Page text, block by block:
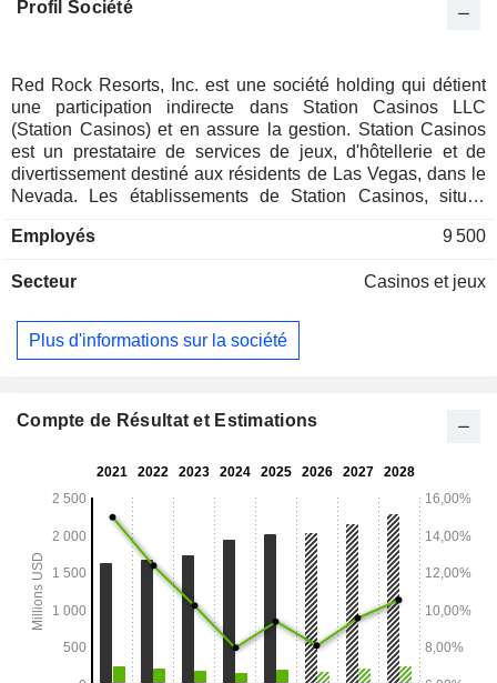
Profil Société
Red Rock Resorts, Inc. est une société holding qui détient
une participation indirecte dans Station Casinos LLC
(Station Casinos) et en assure la gestion. Station Casinos
est un prestataire de services de jeux, d'hôtellerie et de
divertissement destiné aux résidents de Las Vegas, dans le
Nevada. Les établissements de Station Casinos, situés
destinations de divertissement régionales et comprennent
nombreux restaurants, des lieux de divertissement, des
congrès/banquets, ainsi que des offres de jeux de casino
traditionnelles telles que le vidéo poker, les machines à
Casino Resort Spa, le Green Valley Ranch Resort Spa
Hotel & Casino, le Santa Fe Station Hotel & Casino, le
Wildfire Valley View, le Wildfire Anthem et le Seventy Six by
Station Casinos (Centennial & Aliante).
Employés 9 500
Secteur Casinos et jeux
Plus d'informations sur la société
Compte de Résultat et Estimations